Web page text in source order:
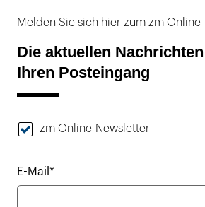
Melden Sie sich hier zum zm
Die aktuellen
Ihren Posteingang
zm Online-Newsletter
E-Mail*